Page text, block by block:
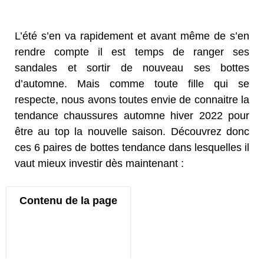
L’été s’en va rapidement et avant même de s’en
rendre compte il est temps de ranger ses
sandales et sortir de nouveau ses bottes
d’automne. Mais comme toute fille qui se
respecte, nous avons toutes envie de connaitre la
tendance chaussures automne hiver 2022 pour
être au top la nouvelle saison. Découvrez donc
ces 6 paires de bottes tendance dans lesquelles il
vaut mieux investir dès maintenant :
Contenu de la page